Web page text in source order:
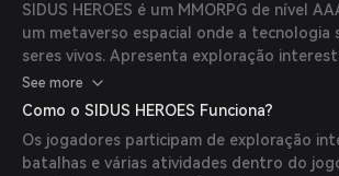
SIDUS HEROES é um MMORPG de nível
um metaverso espacial onde a tecnologia
seres vivos. Apresenta exploração
oportunidades para desenvolvimento
econômico. O jogo utiliza um modelo
$SENATE.
See more
Como o SIDUS HEROES Funciona?
Os jogadores participam de exploração
batalhas e várias atividades dentro do